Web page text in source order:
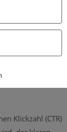
alten Zeiten der
Auch ich
Klickzahl (CTR)